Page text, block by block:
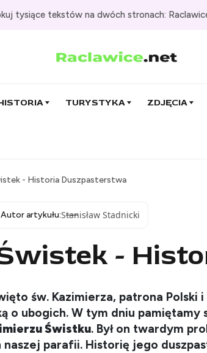
tysiące tekstów na dwóch stronach:
TURYSTYKA ZDJĘCIA
- Historia Duszpasterstwa
Autor artykułu:Stanisław Stadnicki
-
św. Kazimierza, patrona Polski
o ubogich. W tym dniu
Świstku. Był on twardym
naszej parafii. Historię jego